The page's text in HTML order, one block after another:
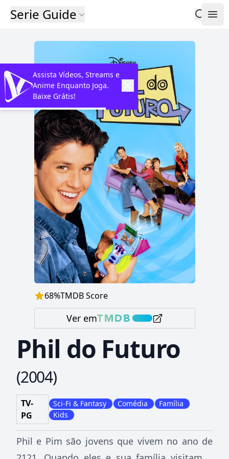
Serie Guide
68%TMDB Score
Ver em
Phil do Futuro
(2004)
TV-
PG
Sci-Fi & Fantasy Comédia
Família
Kids
Phil e Pim são jovens que vivem no ano de
Assista Vídeos, Streams e
Anime Enquanto Joga.
Baixe Grátis!